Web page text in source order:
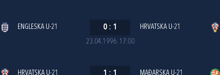
23.04.1996. 17:00
ENGLESKA U-21 0 : 1 HRVATSKA U-21
HRVATSKA U-21 1 : 1 MAĐARSKA U-21